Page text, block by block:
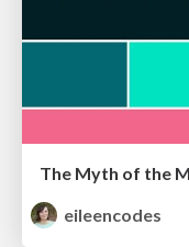
eileencodes